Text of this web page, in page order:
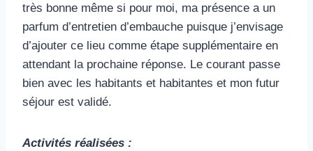
très bonne même si pour moi, ma présence a un
parfum d’entretien d’embauche puisque j’envisage
d’ajouter ce lieu comme étape supplémentaire en
attendant la prochaine réponse. Le courant passe
bien avec les habitants et habitantes et mon futur
séjour est validé.
Activités réalisées :